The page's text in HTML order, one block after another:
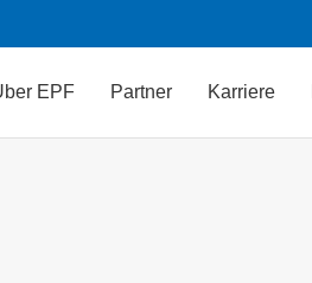
EPF Partner Karriere